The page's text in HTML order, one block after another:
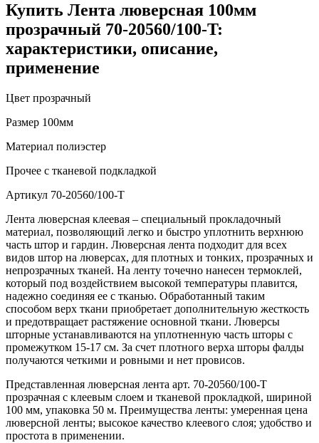
Купить Лента люверсная 100мм
прозрачный 70-20560/100-T:
характеристики, описание,
применение
Цвет прозрачный
Размер 100мм
Материал полиэстер
Прочее с тканевой подкладкой
Артикул 70-20560/100-T
Лента люверсная клеевая – специальный прокладочный
материал, позволяющий легко и быстро уплотнить верхнюю
часть штор и гардин. Люверсная лента подходит для всех
видов штор на люверсах, для плотных и тонких, прозрачных и
непрозрачных тканей. На ленту точечно нанесен термоклей,
который под воздействием высокой температуры плавится,
надежно соединяя ее с тканью. Обработанный таким
способом верх ткани приобретает дополнительную жесткость
и предотвращает растяжение основной ткани. Люверсы
шторные устанавливаются на уплотненную часть шторы с
промежутком 15-17 см. За счет плотного верха шторы фалды
получаются четкими и ровными и нет провисов.
Представленная люверсная лента арт. 70-20560/100-T
прозрачная с клеевым слоем и тканевой прокладкой, шириной
100 мм, упаковка 50 м. Преимущества ленты: умеренная цена
люверсной ленты; высокое качество клеевого слоя; удобство и
простота в применении.